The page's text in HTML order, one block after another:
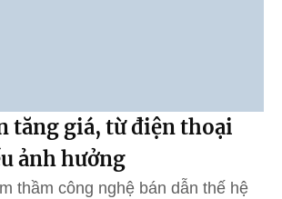
tăng giá, từ điện thoại
ảnh hưởng
thầm công nghệ bán dẫn thế hệ